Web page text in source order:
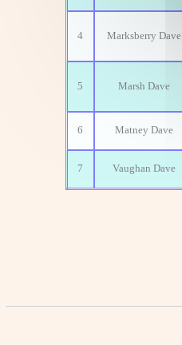
4 Marksberry Dave
5 Marsh Dave
6 Matney Dave
7 Vaughan Dave